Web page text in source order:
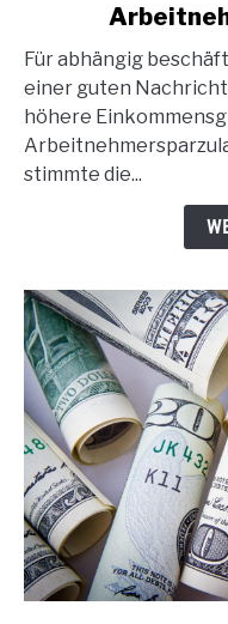
funktioniert
die
Für abhängig
einer guten
höhere
stimmte die...